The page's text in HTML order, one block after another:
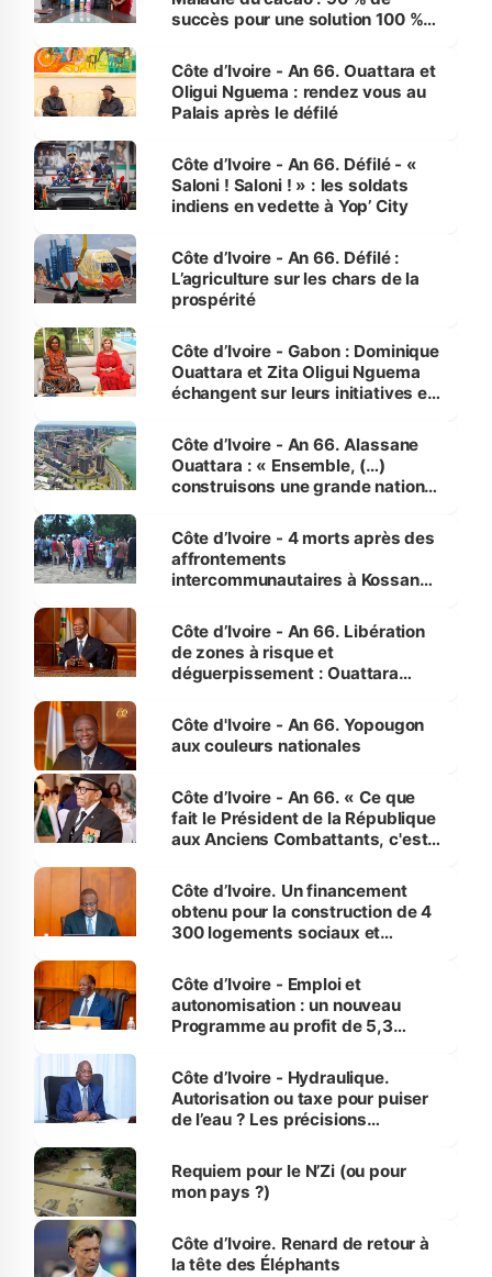
succès pour une solution 100 %
Côte d’Ivoire - An 66. Ouattara et
Oligui Nguema : rendez vous au
Palais après le défilé
Côte d’Ivoire - An 66. Défilé - «
Saloni ! Saloni ! » : les soldats
indiens en vedette à Yop’ City
Côte d’Ivoire - An 66. Défilé :
L’agriculture sur les chars de la
prospérité
Côte d’Ivoire - Gabon : Dominique
Ouattara et Zita Oligui Nguema
échangent sur leurs initiatives en
enfants
Côte d’Ivoire - An 66. Alassane
Ouattara : « Ensemble, (…)
construisons une grande nation
générations futures »
Côte d’Ivoire - 4 morts après des
affrontements
intercommunautaires à Kossandji
milieu des sinistrés
Côte d’Ivoire - An 66. Libération
de zones à risque et
déguerpissement : Ouattara
l'Etat de droit pour préserver les
vies humaines »
Côte d'Ivoire - An 66. Yopougon
aux couleurs nationales
Côte d’Ivoire - An 66. « Ce que
fait le Président de la République
aux Anciens Combattants, c'est
Côte d’Ivoire. Un financement
obtenu pour la construction de 4
300 logements sociaux et
et Yamoussoukro
Côte d’Ivoire - Emploi et
autonomisation : un nouveau
Programme au profit de 5,3
Côte d’Ivoire - Hydraulique.
Autorisation ou taxe pour puiser
de l’eau ? Les précisions
Requiem pour le N’Zi (ou pour
mon pays ?)
Côte d’Ivoire. Renard de retour à
la tête des Éléphants